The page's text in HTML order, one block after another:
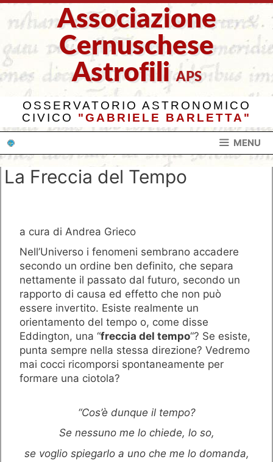
Vai
Associazione
Cernuschese
Astrofili APS
OSSERVATORIO ASTRONOMICO
CIVICO "GABRIELE BARLETTA"
MENU
La Freccia del Tempo
a cura di Andrea Grieco
Nell’Universo i fenomeni sembrano accadere
secondo un ordine ben definito, che separa
nettamente il passato dal futuro, secondo un
rapporto di causa ed effetto che non può
essere invertito. Esiste realmente un
orientamento del tempo o, come disse
Eddington, una “freccia del tempo“? Se esiste,
punta sempre nella stessa direzione? Vedremo
mai cocci ricomporsi spontaneamente per
formare una ciotola?
“Cos’è dunque il tempo?
Se nessuno me lo chiede, lo so,
se voglio spiegarlo a uno che me lo domanda,